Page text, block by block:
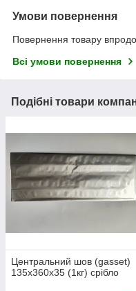
Умови повернення
Повернення товару
Всі умови повернення
Подібні товари
Центральний шов (gasset)
135х360х35 (1кг) срібло